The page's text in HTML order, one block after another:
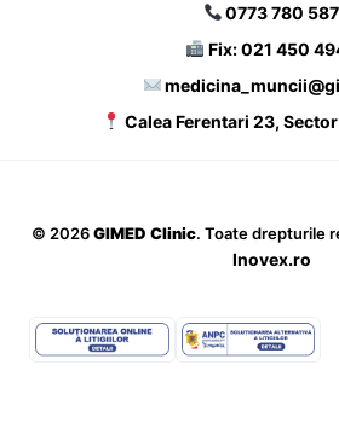
0773 780 587
Fix: 021 450
Calea Ferentari 23,
© 2026 GIMED Clinic. Toate drepturile
Inovex.ro